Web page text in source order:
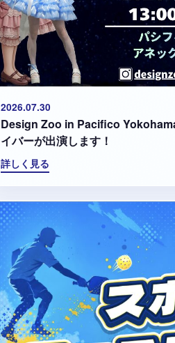
2026.07.30
Design Zoo in Pacifico
イバーが出演します！
詳しく見る